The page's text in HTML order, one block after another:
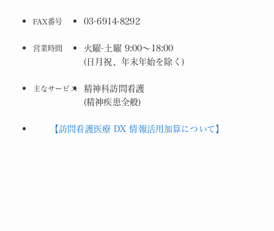
FAX番号 03-6914-8292
営業時間
火曜-土曜 9:00～18:00
(日月祝、年末年始を除く)
主なサービス
精神科訪問看護
(精神疾患全般)
【訪問看護医療 DX 情報活用加算について】